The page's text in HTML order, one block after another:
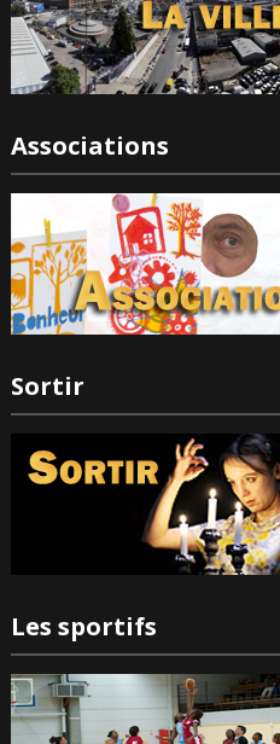
Associations
Sortir
Les sportifs